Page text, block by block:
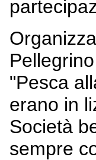
"Pesca
erano in
Società
sempre